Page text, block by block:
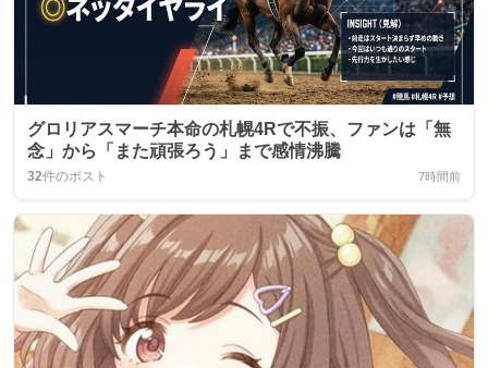
グロリアスマーチ本命の札幌4Rで不振、ファンは「無
念」から「また頑張ろう」まで感情沸騰
32件のポスト 7時間前